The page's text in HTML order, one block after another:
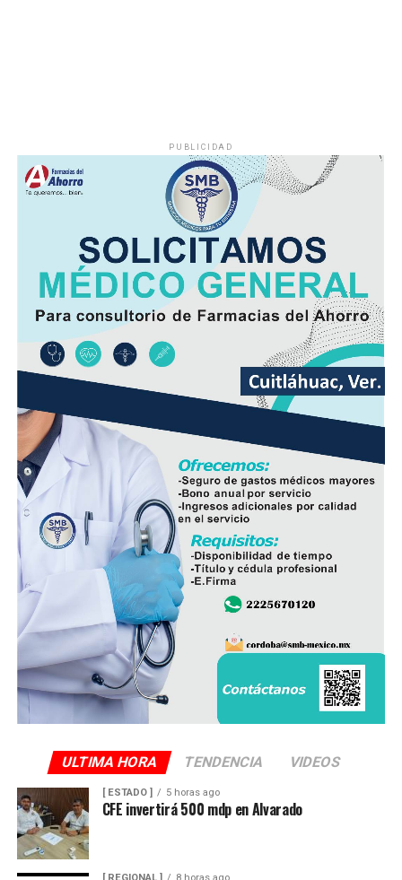
PUBLICIDAD
ULTIMA HORA TENDENCIA VIDEOS
[ ESTADO ] 5 horas ago
CFE invertirá 500 mdp en Alvarado